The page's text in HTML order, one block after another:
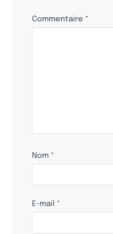
Commentaire *
Nom *
E-mail *